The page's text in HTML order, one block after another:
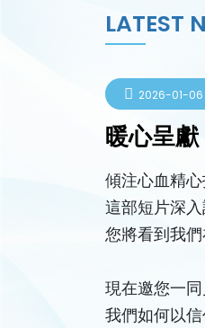
LATEST
2026-01-06
暖心呈獻
傾注心血精
這部短片深
您將看到我
現在邀您一
我們如何以